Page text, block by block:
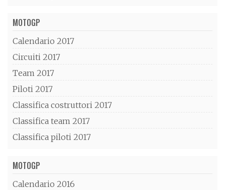
MOTOGP
Calendario 2017
Circuiti 2017
Team 2017
Piloti 2017
Classifica costruttori 2017
Classifica team 2017
Classifica piloti 2017
MOTOGP
Calendario 2016